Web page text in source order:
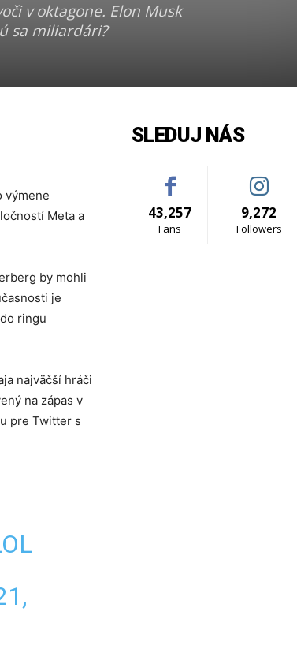
v oktagone. Elon Musk
sa miliardári?
výmene
Meta a
by mohli
je
ringu
najväčší hráči
na zápas v
pre Twitter s
SLEDUJ NÁS
43,257
Fans
9,272
Followers